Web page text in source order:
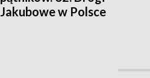
Jakubowe w Polsce